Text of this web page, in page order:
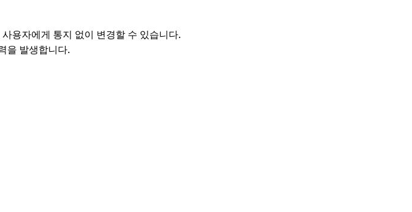
용자에게 통지 없이 변경할 수 있습니다.
을 발생합니다.